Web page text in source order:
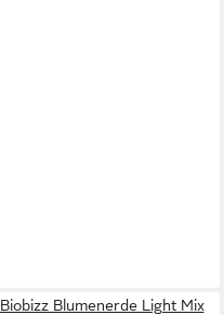
Biobizz Blumenerde Light Mix